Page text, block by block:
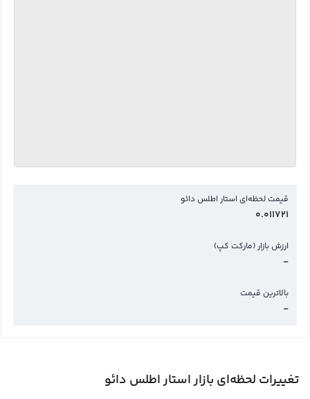
قیمت لحظه‌ای استار اطلس دائو
0.011721
ارزش بازار (مارکت کپ)
-
بالاترین قیمت
-
تغییرات لحظه‌ای بازار استار اطلس دائو